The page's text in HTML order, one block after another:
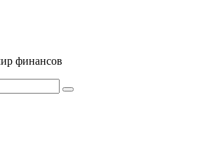
финансов